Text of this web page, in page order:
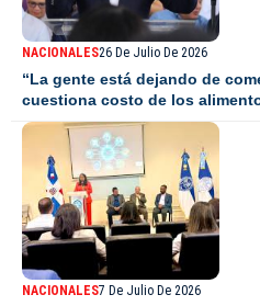
NACIONALES26 De Julio De 2026
“La gente está dejando de
cuestiona costo de los
NACIONALES7 De Julio De 2026